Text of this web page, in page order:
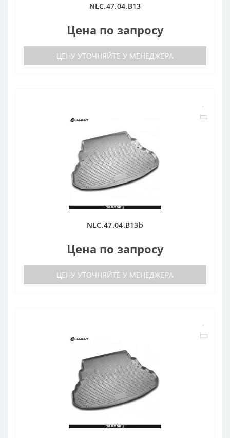
NLC.47.04.B13
Цена по запросу
ЦЕНУ УТОЧНЯЙТЕ У МЕНЕДЖЕРА
NLC.47.04.B13b
Цена по запросу
ЦЕНУ УТОЧНЯЙТЕ У МЕНЕДЖЕРА